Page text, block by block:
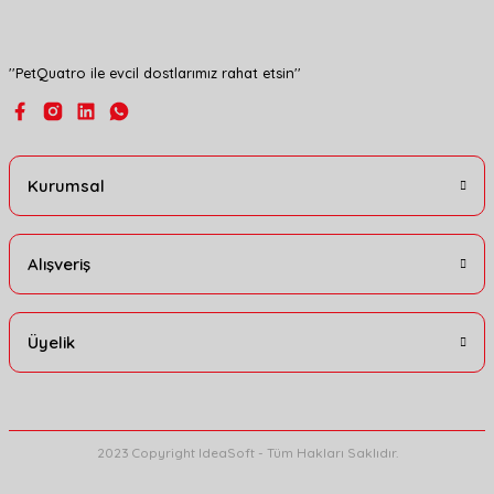
''PetQuatro ile evcil dostlarımız rahat etsin''
Kurumsal
Alışveriş
Üyelik
2023 Copyright IdeaSoft - Tüm Hakları Saklıdır.